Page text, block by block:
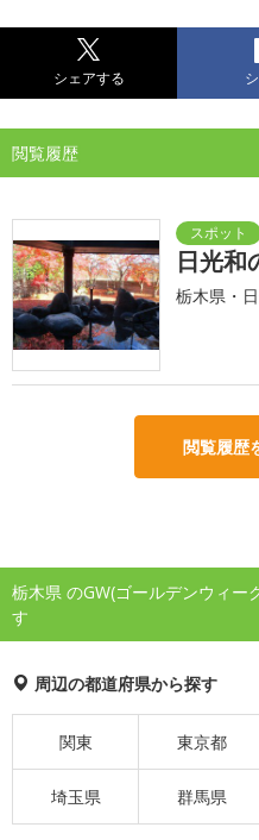
シェアする
閲覧履歴
日光和
栃木県・
閲覧履歴
栃木県 のGW(ゴールデンウィー
す
周辺の都道府県から探す
関東 東京都
埼玉県 群馬県